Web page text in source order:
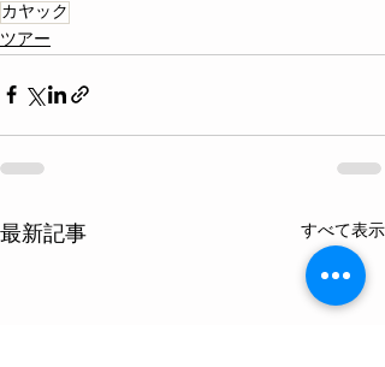
カヤック
ツアー
最新記事 すべて表示